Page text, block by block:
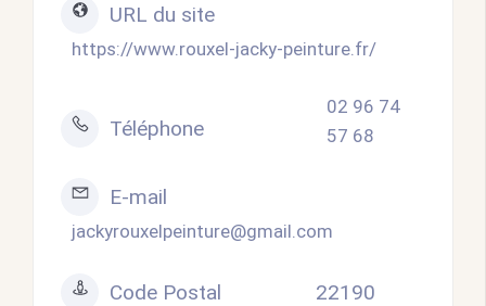
URL du site
https://www.rouxel-jacky-peinture.fr/
Téléphone
02 96 74
57 68
E-mail
jackyrouxelpeinture@gmail.com
Code Postal 22190